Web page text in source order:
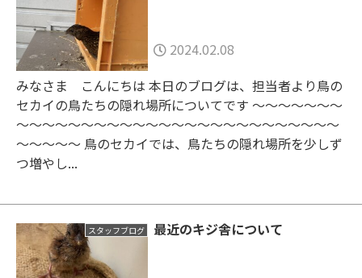
2024.02.08
みなさま こんにちは 本日のブログは、担当者より鳥の
セカイの鳥たちの隠れ場所についてです ～～～～～～～
～～～～～～～～～～～～～～～～～～～～～～～～～
～～～～～ 鳥のセカイでは、鳥たちの隠れ場所を少しず
つ増やし...
スタッフブログ 最近のキジ舎について